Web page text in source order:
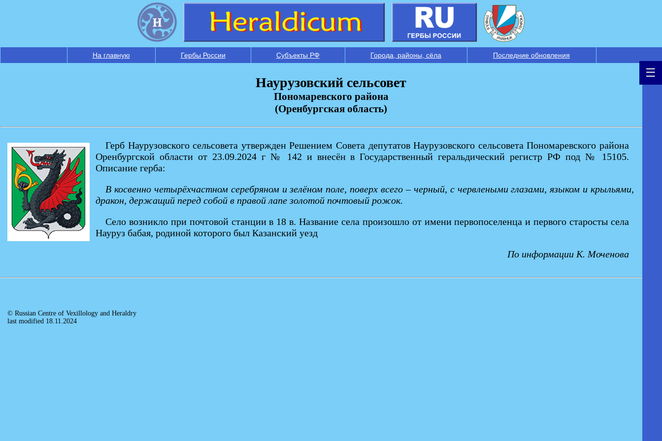
На главную Гербы России Субъекты РФ Города, районы, сёла Последние обновления
Наурузовский сельсовет
Пономаревского района
(Оренбургская область)
Герб Наурузовского сельсовета утвержден Решением Совета депутатов Наурузовского сельсовета Пономаревского района
Оренбургской области от 23.09.2024 г № 142 и внесён в Государственный геральдический регистр РФ под № 15105.
Описание герба:
В косвенно четырёхчастном серебряном и зелёном поле, поверх всего – черный, с червлеными глазами, языком и крыльями,
дракон, держащий перед собой в правой лапе золотой почтовый рожок.
Село возникло при почтовой станции в 18 в. Название села произошло от имени первопоселенца и первого старосты села
Науруз бабая, родиной которого был Казанский уезд
По информации К. Моченова
© Russian Centre of Vexillology and Heraldry
last modified 18.11.2024